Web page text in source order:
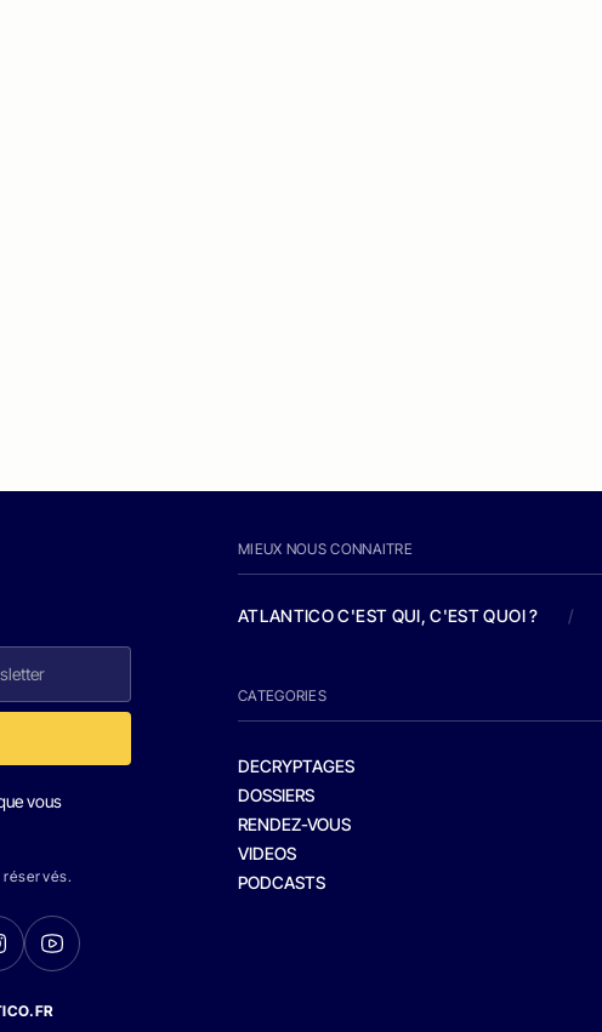
vous
MIEUX NOUS CONNAITRE
ATLANTICO C'EST QUI, C'EST QUOI ? /
CATEGORIES
DECRYPTAGES
DOSSIERS
RENDEZ-VOUS
VIDEOS
PODCASTS